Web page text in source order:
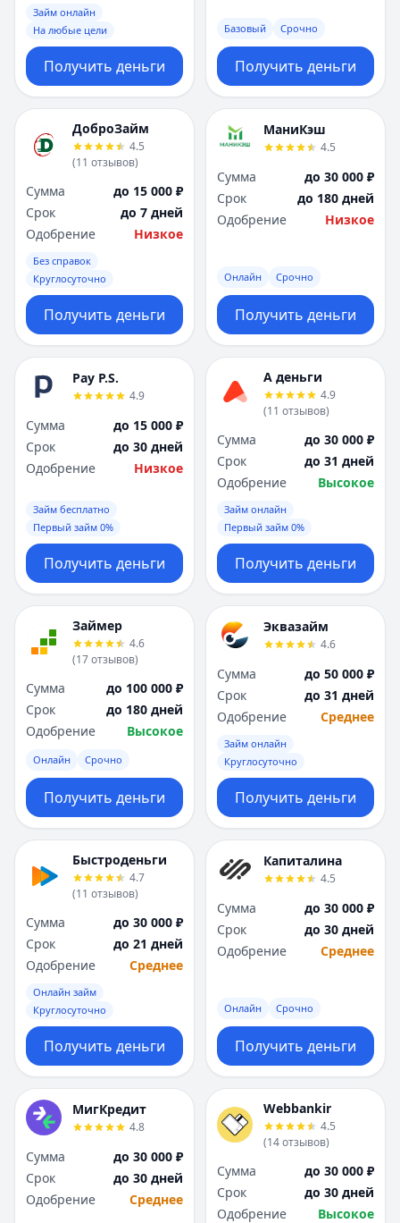
Займ онлайн
На любые цели
Получить деньги
Базовый Срочно
Получить деньги
ДоброЗайм
4.5
(11 отзывов)
Сумма
до 15 000 ₽
Срок
до 7 дней
Одобрение
Низкое
Без справок
Круглосуточно
Получить деньги
МаниКэш
4.5
Сумма
до 30 000 ₽
Срок
до 180 дней
Одобрение
Низкое
Онлайн Срочно
Получить деньги
Pay P.S.
4.9
Сумма
до 15 000 ₽
Срок
до 30 дней
Одобрение
Низкое
Займ бесплатно
Первый займ 0%
Получить деньги
А деньги
4.9
(11 отзывов)
Сумма
до 30 000 ₽
Срок
до 31 дней
Одобрение
Высокое
Займ онлайн
Первый займ 0%
Получить деньги
Займер
4.6
(17отзывов)
Сумма
до 100 000 ₽
Срок
до 180 дней
Одобрение
Высокое
Онлайн Срочно
Получить деньги
Эквазайм
4.6
Сумма
до 50 000 ₽
Срок
до 31 дней
Одобрение
Среднее
Займ онлайн
Круглосуточно
Получить деньги
Быстроденьги
4.7
(11 отзывов)
Сумма
до 30 000 ₽
Срок
до 21 дней
Одобрение
Среднее
Онлайн займ
Круглосуточно
Получить деньги
Капиталина
4.5
Сумма
до 30 000 ₽
Срок
до 30 дней
Одобрение
Среднее
Онлайн Срочно
Получить деньги
МигКредит
4.8
Сумма
до 30 000 ₽
Срок
до 30 дней
Одобрение
Среднее
Webbankir
4.5
(14отзывов)
Сумма
до 30 000 ₽
Срок
до 30 дней
Одобрение
Высокое